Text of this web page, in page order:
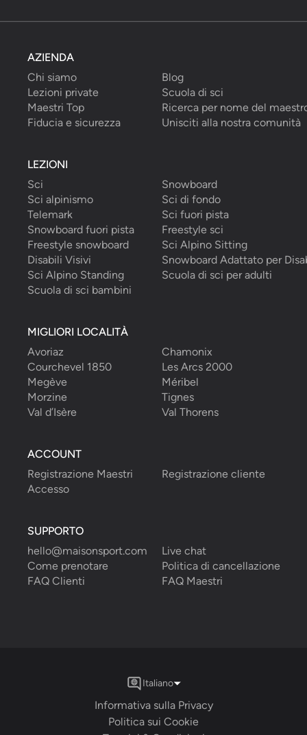
AZIENDA
Chi siamo
Blog
Lezioni private
Scuola di sci
Maestri Top
Ricerca per nome del
Fiducia e sicurezza
Unisciti alla nostra comunità
LEZIONI
Sci
Snowboard
Sci alpinismo
Sci di fondo
Telemark
Sci fuori pista
Snowboard fuori pista
Freestyle sci
Freestyle snowboard
Sci Alpino Sitting
Disabili Visivi
Snowboard Adattato per
Sci Alpino Standing
Scuola di sci per adulti
Scuola di sci bambini
MIGLIORI LOCALITÀ
Avoriaz
Chamonix
Courchevel 1850
Les Arcs 2000
Megève
Méribel
Morzine
Tignes
Val d’Isère
Val Thorens
ACCOUNT
Registrazione Maestri
Registrazione cliente
Accesso
SUPPORTO
hello@maisonsport.com
Live chat
Come prenotare
Politica di cancellazione
FAQ Clienti
FAQ Maestri
Politica sui Cookie
Informativa sulla Privacy
Italiano